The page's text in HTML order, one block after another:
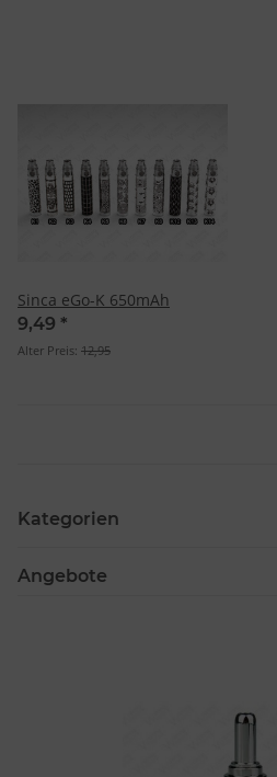
Sinca eGo-K 650mAh
9,49 *
Alter Preis: 12,95
Kategorien
Angebote